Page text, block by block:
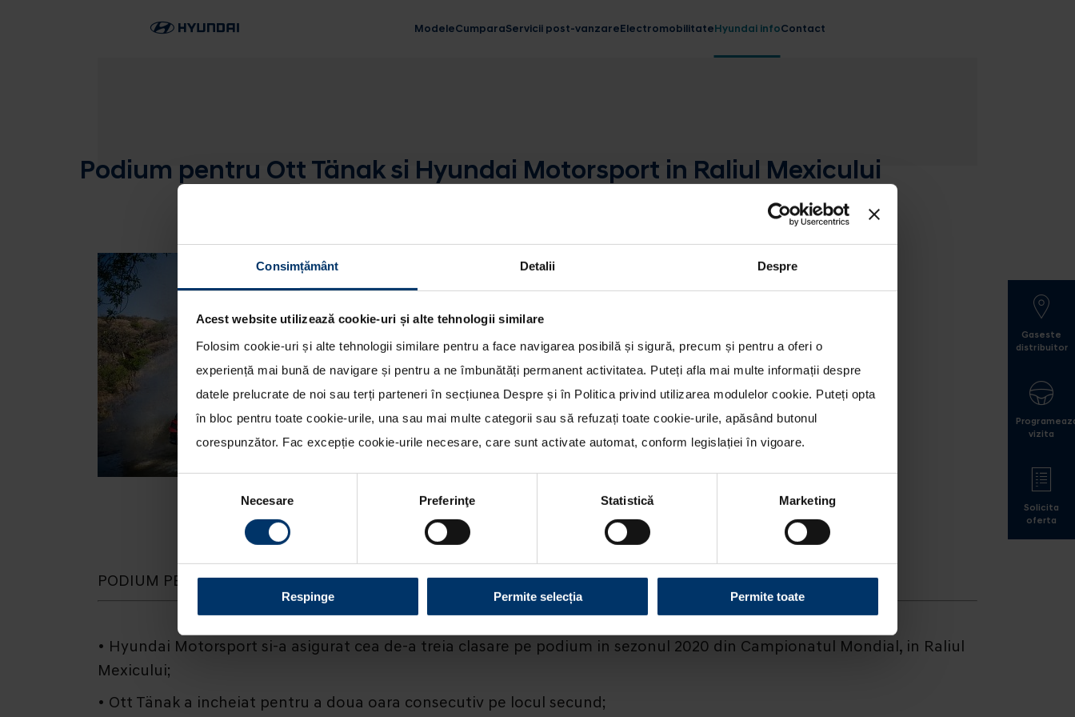
Consimțământ Detalii Despre
Acest website utilizează cookie-uri și alte tehnologii similare
Folosim cookie-uri și alte tehnologii similare pentru a face navigarea posibilă și sigură, precum și pentru a oferi o
experiență mai bună de navigare și pentru a ne îmbunătăți permanent activitatea. Puteți afla mai multe informații despre
datele prelucrate de noi sau terți parteneri în secțiunea Despre și în Politica privind utilizarea modulelor cookie. Puteți opta
în bloc pentru toate cookie-urile, una sau mai multe categorii sau să refuzați toate cookie-urile, apăsând butonul
corespunzător. Fac excepție cookie-urile necesare, care sunt activate automat, conform legislației în vigoare.
Selecția
consimțământului
Necesare Preferinţe Statistică Marketing
Respinge Permite selecția Permite toate
Podium pentru Ott Tänak si Hyundai Motorsport in Raliul Mexicului
PODIUM PENTRU OTT TÄNAK SI HYUNDAI MOTORSPORT IN RALIUL MEXICULUI
• Hyundai Motorsport si-a asigurat cea de-a treia clasare pe podium in sezonul 2020 din Campionatul Mondial, in Raliul
Mexicului;
• Ott Tänak a incheiat pentru a doua oara consecutiv pe locul secund;
ModeleCumparaServicii post-vanzareElectromobilitateHyundai infoContact
Gaseste
distribuitor
vizita
Solicita
oferta